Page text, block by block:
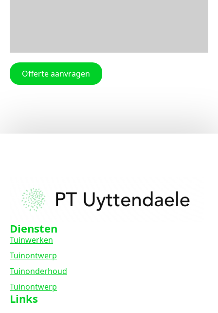
Offerte aanvragen
Diensten
Tuinwerken
Tuinontwerp
Tuinonderhoud
Tuinontwerp
Links